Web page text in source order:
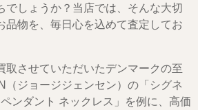
でしょうか？当店では、そんな大切
品物を、毎日心を込めて査定してお
取させていただいたデンマークの至
（ジョージジェンセン）の「シグネ
ンダント ネックレス」を例に、高価